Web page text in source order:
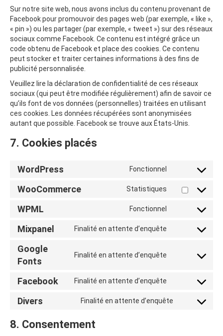
Sur notre site web, nous avons inclus du contenu provenant de
Facebook pour promouvoir des pages web (par exemple, « like »,
« pin ») ou les partager (par exemple, « tweet ») sur des réseaux
sociaux comme Facebook. Ce contenu est intégré grâce un
code obtenu de Facebook et place des cookies. Ce contenu
peut stocker et traiter certaines informations à des fins de
publicité personnalisée.
Veuillez lire la déclaration de confidentialité de ces réseaux
sociaux (qui peut être modifiée régulièrement) afin de savoir ce
qu’ils font de vos données (personnelles) traitées en utilisant
ces cookies. Les données récupérées sont anonymisées
autant que possible. Facebook se trouve aux États-Unis.
7. Cookies placés
WordPress Fonctionnel
Consent
service
WooCommerce Statistiques
Consent
service
WPML Fonctionnel
Consent
service
Mixpanel Finalité en attente d’enquête
Consent
service
mixpanel
Google
Fonts
Finalité en attente d’enquête
Consent
service
Facebook Finalité en attente d’enquête
Consent
service
Divers Finalité en attente d’enquête
Consent
8. Consentement